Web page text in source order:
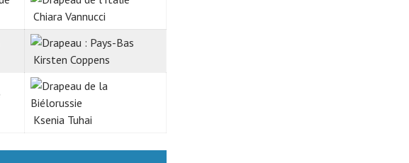
Chiara Vannucci
Kirsten Coppens
Ksenia Tuhai